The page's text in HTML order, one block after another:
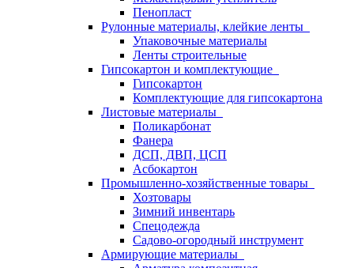
Пенопласт
Рулонные материалы, клейкие ленты
Упаковочные материалы
Ленты строительные
Гипсокартон и комплектующие
Гипсокартон
Комплектующие для гипсокартона
Листовые материалы
Поликарбонат
Фанера
ДСП, ДВП, ЦСП
Асбокартон
Промышленно-хозяйственные товары
Хозтовары
Зимний инвентарь
Спецодежда
Садово-огородный инструмент
Армирующие материалы